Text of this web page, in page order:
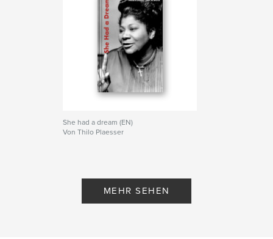
She had a dream (EN)
Von Thilo Plaesser
MEHR SEHEN